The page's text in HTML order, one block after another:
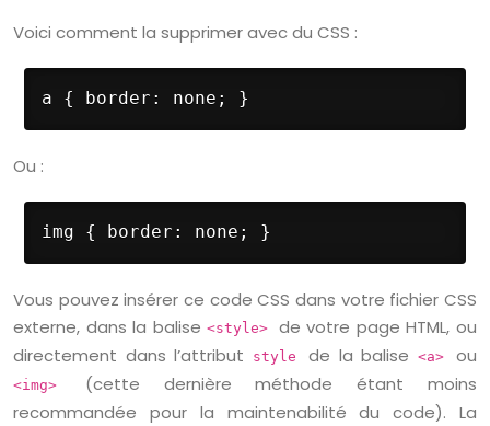
Voici comment la supprimer avec du CSS :
a { border: none; }
Ou :
img { border: none; }
Vous pouvez insérer ce code CSS dans votre fichier CSS
externe, dans la balise<style> de votre page HTML, ou
directement dans l’attribut
style de la balise <a> ou
<img> (cette dernière méthode étant moins
recommandée pour la maintenabilité du code). La